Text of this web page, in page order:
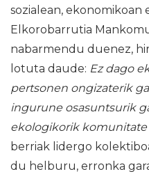
sozialean, ekonomikoan
Elkorobarrutia
nabarmendu duenez,
lotuta daude: Ez dago
pertsonen ongizaterik
ingurune osasuntsurik
ekologikorik komunitate
berriak lidergo
du helburu, erronka